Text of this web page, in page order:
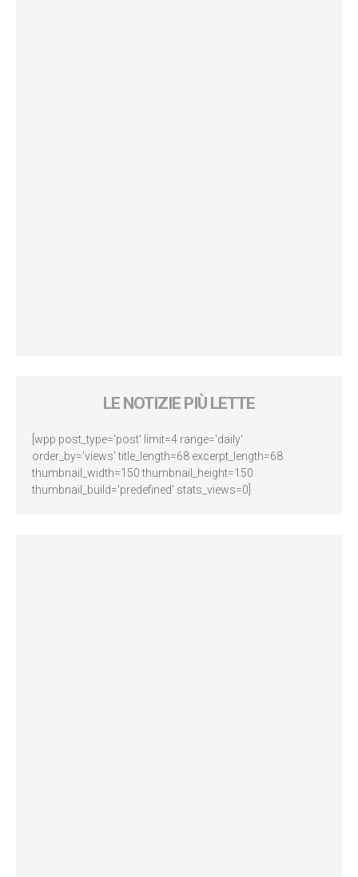
LE NOTIZIE PIÙ LETTE
[wpp post_type='post' limit=4 range='daily'
order_by='views' title_length=68 excerpt_length=68
thumbnail_width=150 thumbnail_height=150
thumbnail_build='predefined' stats_views=0]